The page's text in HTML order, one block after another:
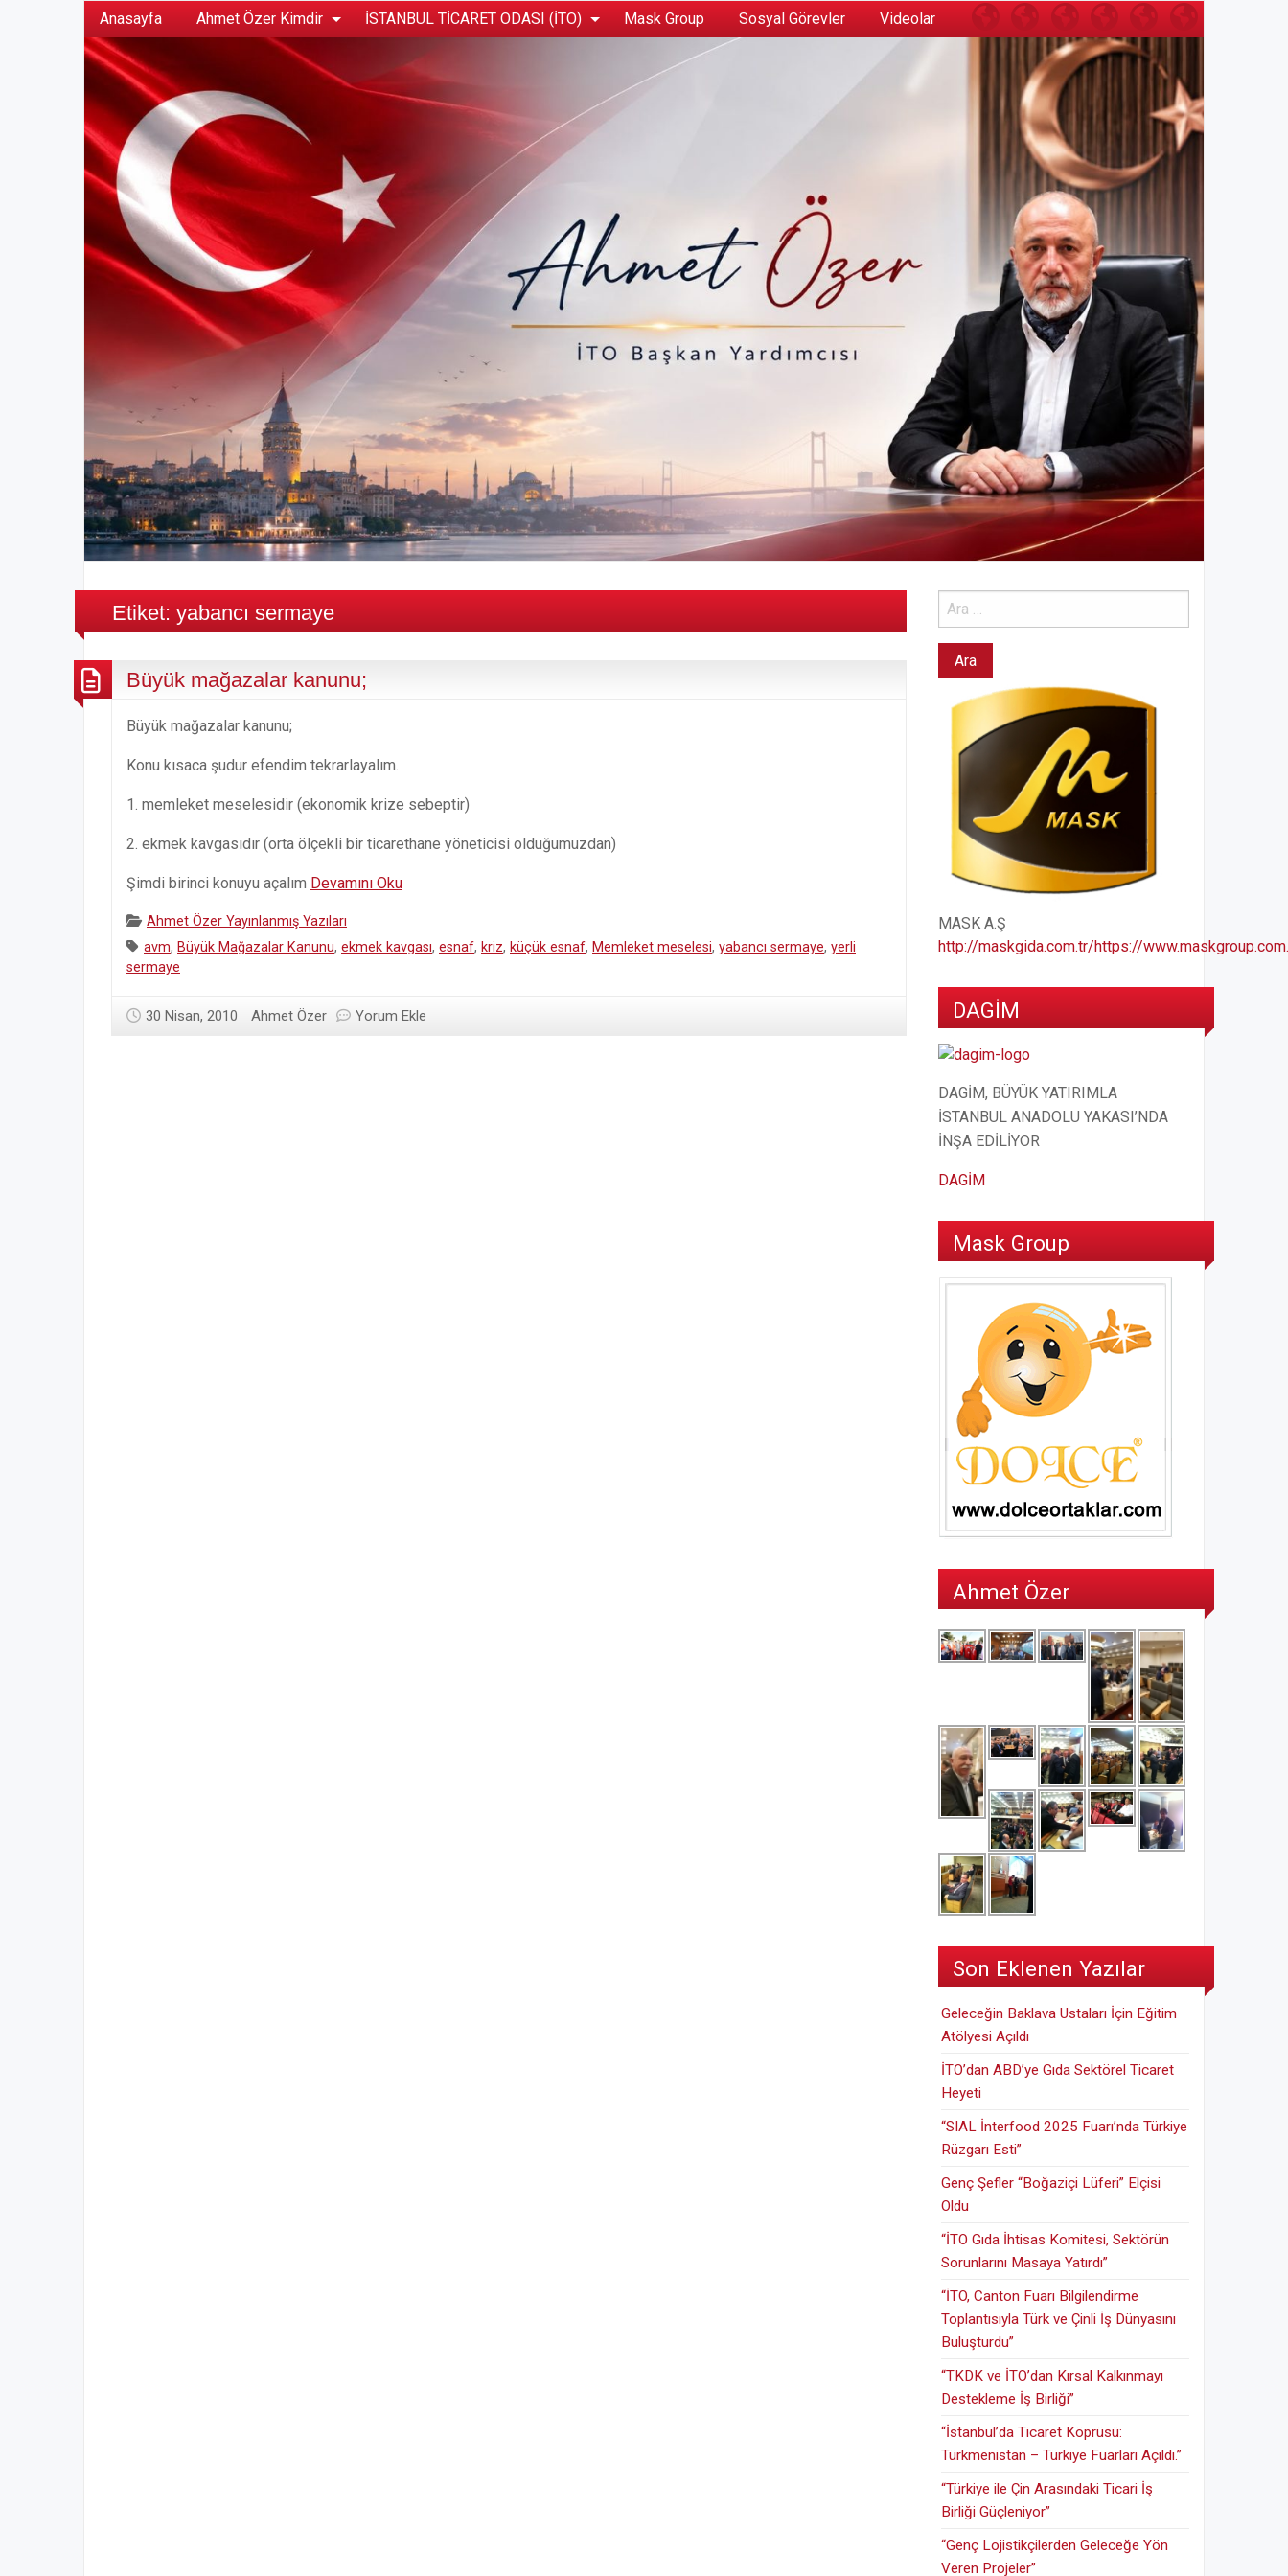
AnasayfaAhmet
Özer
Kimdir
İSTANBUL
TİCARET
ODASI
Mask
Group
Sosyal
Görevler
Anasayfa Ahmet Özer Kimdir İSTANBUL TİCARET ODASI (İTO) Mask Group Sosyal Görevler Videolar
Etiket:yabancı sermaye
Büyük mağazalar kanunu;
Büyük mağazalar kanunu;
Konu kısaca şudur efendim tekrarlayalım.
1. memleket meselesidir (ekonomik krize sebeptir)
2. ekmek kavgasıdır (orta ölçekli bir ticarethane yöneticisi olduğumuzdan)
Şimdi birinci konuyu açalım Devamını OkuBüyük
Categories:
Ahmet Özer Yayınlanmış Yazıları
Tags:
avm, Büyük Mağazalar Kanunu, ekmek kavgası, esnaf, kriz, küçük esnaf, Memleket meselesi, yabancı sermaye, yerli
sermaye
30 Nisan, 2010 Ahmet Özer Yorum Ekle
MASK A.Ş
http://maskgida.com.tr/https://
DAGİM
DAGİM, BÜYÜK YATIRIMLA
İSTANBUL ANADOLU YAKASI’NDA
İNŞA EDİLİYOR
DAGİM
Mask Group
Ahmet Özer
Son Eklenen Yazılar
Geleceğin Baklava Ustaları İçin Eğitim
Atölyesi Açıldı
İTO’dan ABD’ye Gıda Sektörel Ticaret
Heyeti
“SIAL İnterfood 2025 Fuarı’nda Türkiye
Rüzgarı Esti”
Genç Şefler “Boğaziçi Lüferi” Elçisi
Oldu
“İTO Gıda İhtisas Komitesi, Sektörün
Sorunlarını Masaya Yatırdı”
“İTO, Canton Fuarı Bilgilendirme
Toplantısıyla Türk ve Çinli İş Dünyasını
Buluşturdu”
“TKDK ve İTO’dan Kırsal Kalkınmayı
Destekleme İş Birliği”
“İstanbul’da Ticaret Köprüsü:
Türkmenistan – Türkiye Fuarları Açıldı.”
“Türkiye ile Çin Arasındaki Ticari İş
Birliği Güçleniyor”
“Genç Lojistikçilerden Geleceğe Yön
Veren Projeler”